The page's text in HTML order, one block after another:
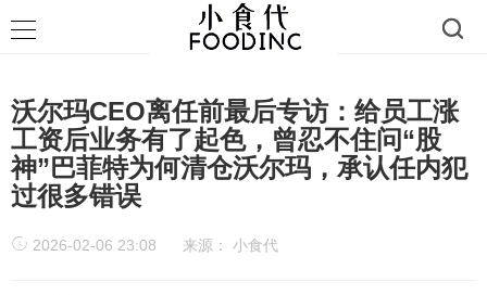
沃尔玛CEO离任前最后专访：给员工涨
工资后业务有了起色，曾忍不住问“股
神”巴菲特为何清仓沃尔玛，承认任内犯
过很多错误
2026-02-06 23:08 来源： 小食代